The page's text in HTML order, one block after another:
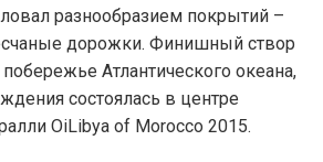
разнообразием покрытий –
дорожки. Финишный створ
Атлантического океана,
состоялась в центре
OiLibya of Morocco 2015.